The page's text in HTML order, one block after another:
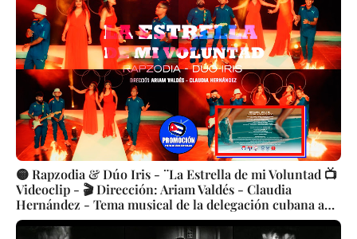
🟡 Rapzodia & Dúo Iris - ¨La Estrella de mi Voluntad 📺
Videoclip - 🎬 Dirección: Ariam Valdés - Claudia
Hernández - Tema musical de la delegación cubana a
los Juegos Olímpicos y Paralímpicos de Tokyo 2020